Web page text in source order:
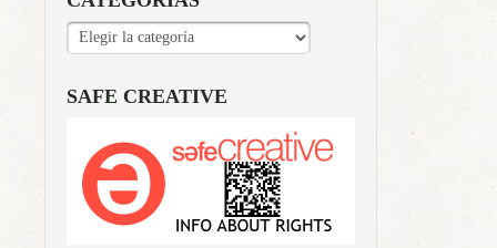
CATEGORÍAS
SAFE CREATIVE